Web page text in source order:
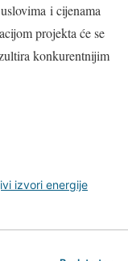
i cijenama
projekta će se
konkurentnijim
izvori energije